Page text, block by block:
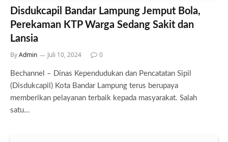
Disdukcapil Bandar Lampung Jemput Bola,
Perekaman KTP Warga Sedang Sakit dan
Lansia
ByAdmin Juli 10, 2024 0
Bechannel – Dinas Kependudukan dan Pencatatan Sipil
(Disdukcapil) Kota Bandar Lampung terus berupaya
memberikan pelayanan terbaik kepada masyarakat. Salah
satu…